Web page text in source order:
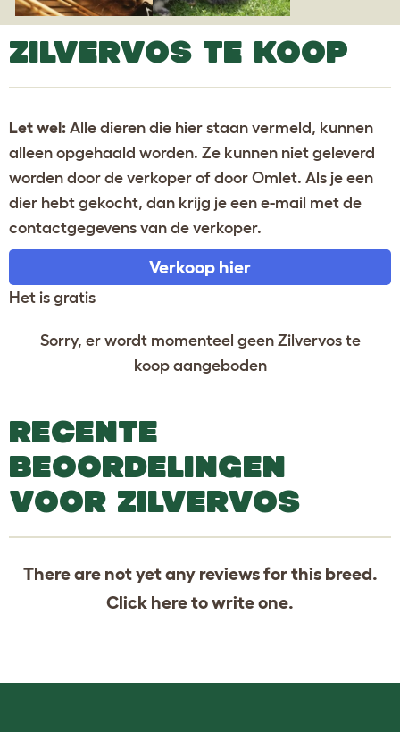
ZILVERVOS TE KOOP
Let wel: Alle dieren die hier staan vermeld, kunnen
alleen opgehaald worden. Ze kunnen niet geleverd
worden door de verkoper of door Omlet. Als je een
dier hebt gekocht, dan krijg je een e-mail met de
contactgegevens van de verkoper.
Verkoop hier
Het is gratis
Sorry, er wordt momenteel geen Zilvervos te
koop aangeboden
RECENTE
BEOORDELINGEN
VOOR ZILVERVOS
There are not yet any reviews for this breed.
Click hereto write one.